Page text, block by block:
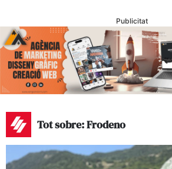
Publicitat
Tot sobre: Frodeno